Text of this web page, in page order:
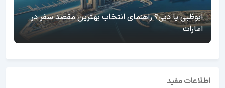
ابوظبی یا دبی؟ راهنمای انتخاب بهترین مقصد سفر در
امارات
اطلاعات مفید